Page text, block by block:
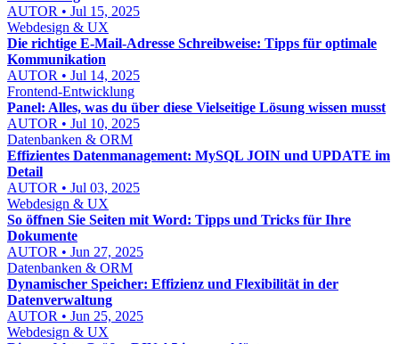
AUTOR • Jul 15, 2025
Webdesign & UX
Die richtige E-Mail-Adresse Schreibweise: Tipps für optimale
Kommunikation
AUTOR • Jul 14, 2025
Frontend-Entwicklung
Panel: Alles, was du über diese Vielseitige Lösung wissen musst
AUTOR • Jul 10, 2025
Datenbanken & ORM
Effizientes Datenmanagement: MySQL JOIN und UPDATE im
Detail
AUTOR • Jul 03, 2025
Webdesign & UX
So öffnen Sie Seiten mit Word: Tipps und Tricks für Ihre
Dokumente
AUTOR • Jun 27, 2025
Datenbanken & ORM
Dynamischer Speicher: Effizienz und Flexibilität in der
Datenverwaltung
AUTOR • Jun 25, 2025
Webdesign & UX